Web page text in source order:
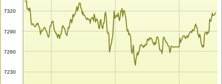
7230
7260
7290
7320